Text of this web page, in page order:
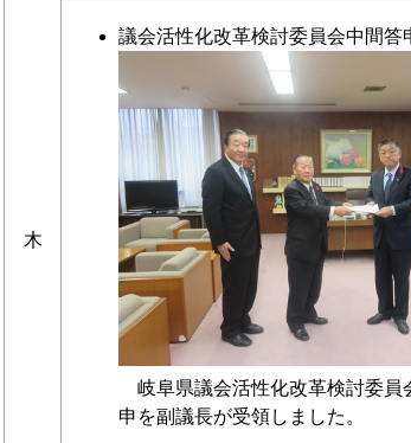
木
議会活性化改革検討委員会中間答
岐阜県議会活性化改革検討委員
申を副議長が受領しました。